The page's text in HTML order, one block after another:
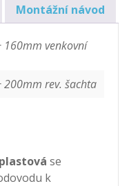
Montážní návod
160mm venkovní
200mm rev. šachta
se
k